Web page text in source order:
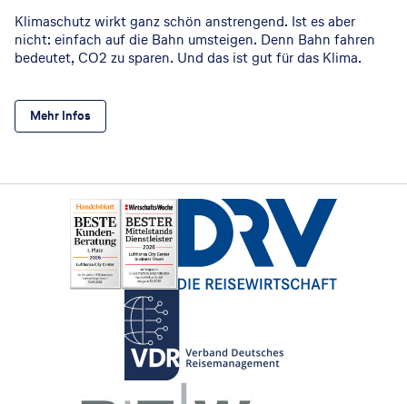
Klimaschutz wirkt ganz schön anstrengend. Ist es aber
nicht: einfach auf die Bahn umsteigen. Denn Bahn fahren
bedeutet, CO2 zu sparen. Und das ist gut für das Klima.
Mehr Infos